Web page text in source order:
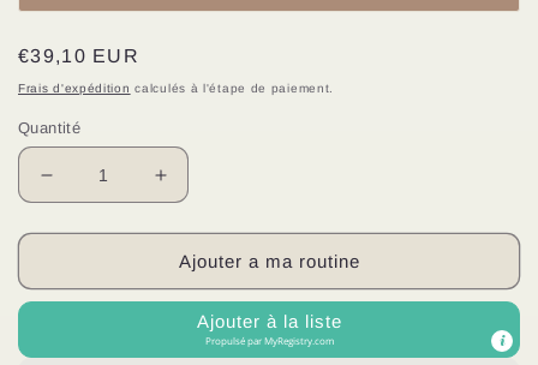
Prix
habituel
€39,10 EUR
Frais d'expédition calculés à l'étape de paiement.
Quantité
Réduire
la
quantité
Moringa
Augmenter
la
quantité
de
Moringa
mask
Ajouter a ma routine
Ajouter à la liste
Propulsé parMyRegistry.com